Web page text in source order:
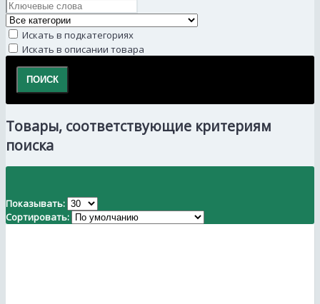
Искать в подкатегориях
Искать в описании товара
Товары, соответствующие критериям
поиска
Показывать:
Сортировать: